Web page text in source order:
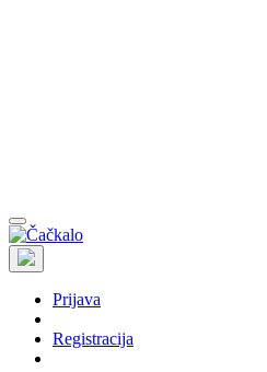
Prijava
Registracija